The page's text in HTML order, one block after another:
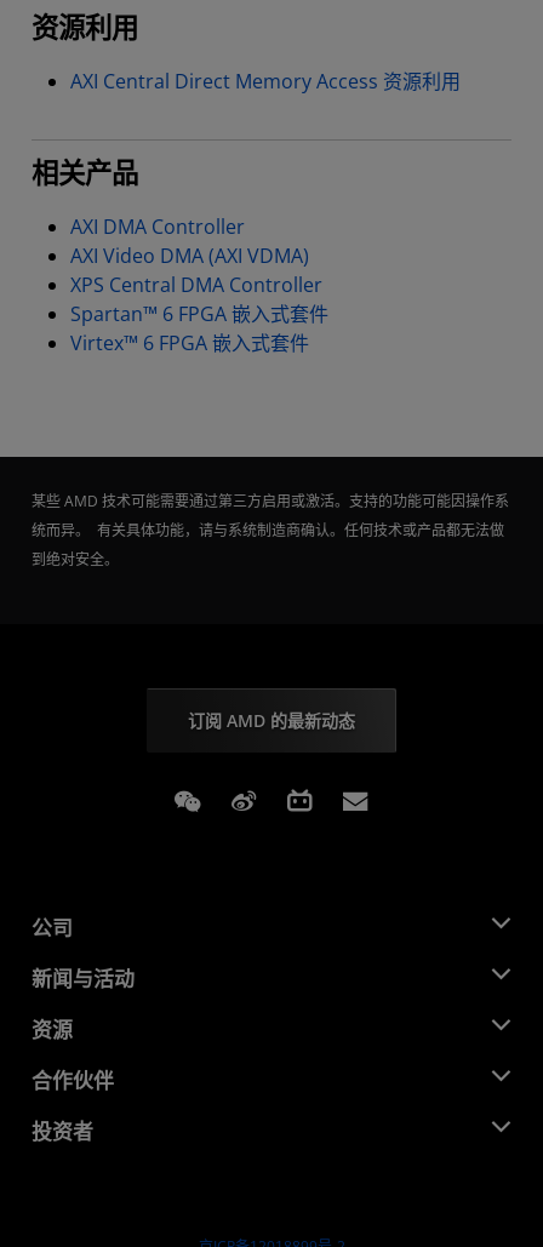
资源利用
AXI Central Direct Memory Access 资源利用
相关产品
AXI DMA Controller
AXI Video DMA (AXI VDMA)
XPS Central DMA Controller
Spartan™ 6 FPGA 嵌入式套件
Virtex™ 6 FPGA 嵌入式套件
某些 AMD 技术可能需要通过第三方启用或激活。支持的功能可能因操作系
统而异。 有关具体功能，请与系统制造商确认。任何技术或产品都无法做
到绝对安全。
订阅 AMD 的最新动态
Weixin Weibo Bilibili
公司
关于 AMD
企业责任
就业机会
联系我们
新闻与活动
新闻中心
媒体库
资源
开发中心
成功案例
合作伙伴
AMD 合作伙伴中心
投资者